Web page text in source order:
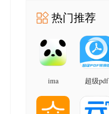
热门推荐
ima
官方版
超级pdf
版